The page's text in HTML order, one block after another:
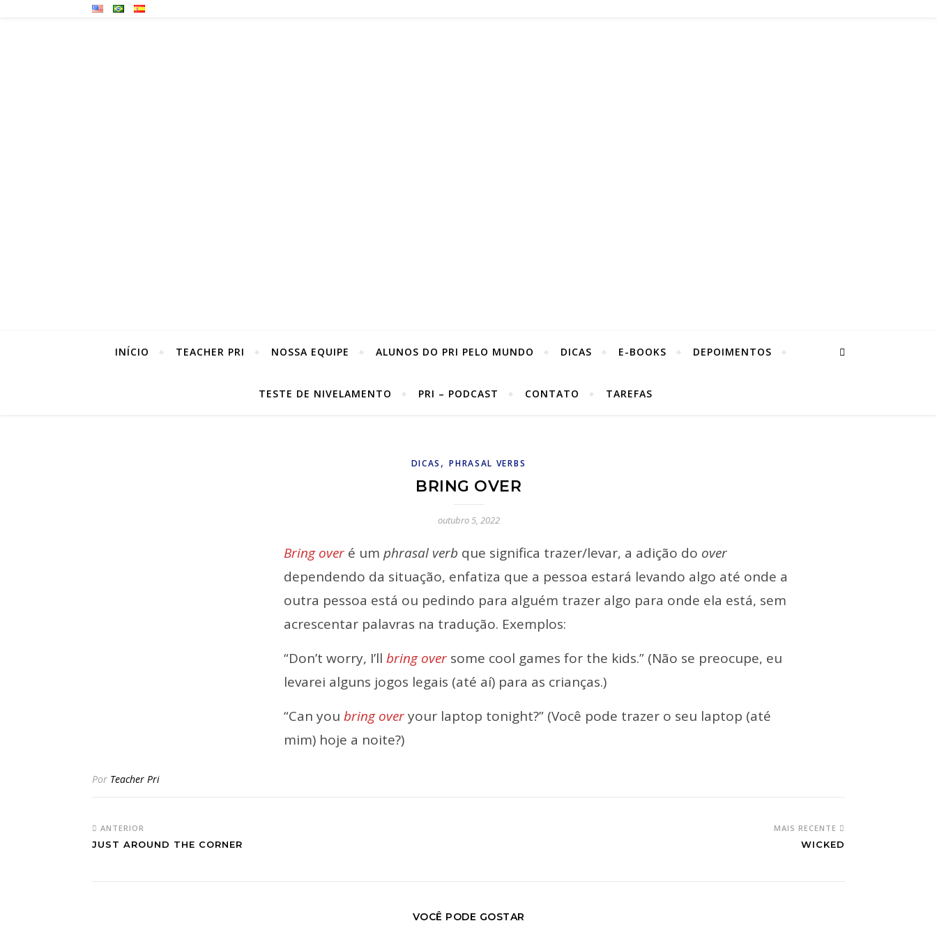
INÍCIO TEACHER PRI NOSSA EQUIPE ALUNOS DO PRI PELO MUNDO DICAS E-BOOKS DEPOIMENTOS
TESTE DE NIVELAMENTO PRI – PODCAST CONTATO TAREFAS
DICAS ,PHRASAL VERBS
BRING OVER
outubro 5, 2022
Bring over é umphrasal verb que significa trazer/levar, a adição do over
dependendo da situação, enfatiza que a pessoa estará levando algo até onde a
outra pessoa está ou pedindo para alguém trazer algo para onde ela está, sem
acrescentar palavras na tradução. Exemplos:
“Don’t worry, I’llbring over some cool games for the kids.” (Não se preocupe, eu
levarei alguns jogos legais (até aí) para as crianças.)
“Can youbring overyour laptop tonight?” (Você pode trazer o seu laptop (até
mim) hoje a noite?)
Por Teacher Pri
ANTERIOR
JUST AROUND THE CORNER
MAIS RECENTE
WICKED
VOCÊ PODE GOSTAR